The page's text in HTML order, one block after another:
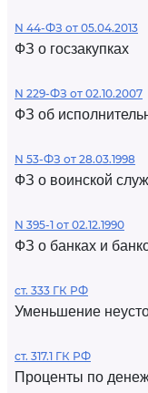
N 44-ФЗ от 05.04.2013
ФЗ о госзакупках
N 229-ФЗ от 02.10.2007
ФЗ об
N 53-ФЗ от 28.03.1998
ФЗ о воинской
N 395-1 от 02.12.1990
ФЗ о банках и
ст. 333 ГК РФ
Уменьшение
ст. 317.1 ГК РФ
Проценты по